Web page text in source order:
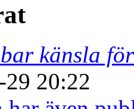
känsla
20:22